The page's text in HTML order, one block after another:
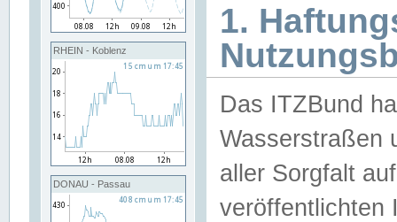
RHEIN - Koblenz
DONAU - Passau
1.
Das ITZBund
Wasserstraßen
aller Sorgfalt
veröffentlichten